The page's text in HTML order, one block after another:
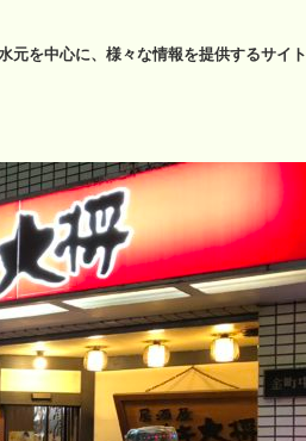
元を中心に、様々な情報を提供するサイト